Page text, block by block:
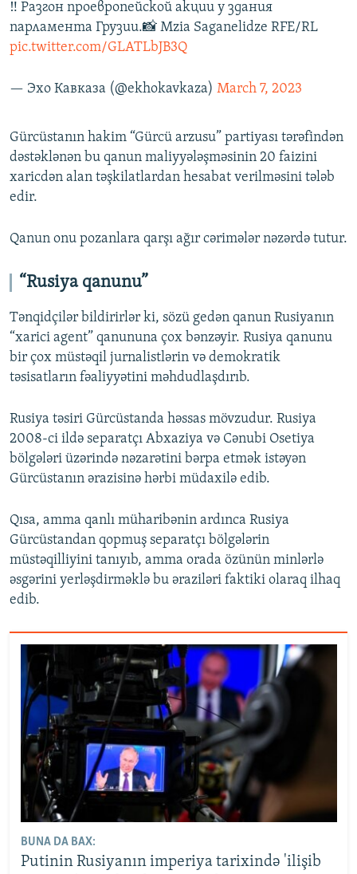
‼️ Разгон проевропейской акции у здания
парламента Грузии.📸 Mzia Saganelidze RFE/RL
pic.twitter.com/GLATLbJB3Q
— Эхо Кавказа (@ekhokavkaza) March 7, 2023
Gürcüstanın hakim “Gürcü arzusu” partiyası tərəfindən
dəstəklənən bu qanun maliyyələşməsinin 20 faizini
xaricdən alan təşkilatlardan hesabat verilməsini tələb
edir.
Qanun onu pozanlara qarşı ağır cərimələr nəzərdə tutur.
“Rusiya qanunu”
Tənqidçilər bildirirlər ki, sözü gedən qanun Rusiyanın
“xarici agent” qanununa çox bənzəyir. Rusiya qanunu
bir çox müstəqil jurnalistlərin və demokratik
təsisatların fəaliyyətini məhdudlaşdırıb.
Rusiya təsiri Gürcüstanda həssas mövzudur. Rusiya
2008-ci ildə separatçı Abxaziya və Cənubi Osetiya
bölgələri üzərində nəzarətini bərpa etmək istəyən
Gürcüstanın ərazisinə hərbi müdaxilə edib.
Qısa, amma qanlı müharibənin ardınca Rusiya
Gürcüstandan qopmuş separatçı bölgələrin
müstəqilliyini tanıyıb, amma orada özünün minlərlə
əsgərini yerləşdirməklə bu əraziləri faktiki olaraq ilhaq
edib.
BUNA DA BAX:
Putinin Rusiyanın imperiya tarixində 'ilişib